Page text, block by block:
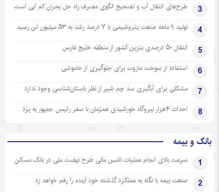
3 طرح‌های انتقال آب و تصحیح الگوی مصرف راه حل بحران کم آبی است
4 تولید ۹ ماهه صنعت پتروشیمی با ۷ درصد رشد به ۵۳ میلیون تن رسید
5 انتقال ۵۰ درصدی بنزین کشور از منطقه خلیج فارس
6 استفاده از سوخت مازوت برای جلوگیری از خاموشی
7 مشکلی برای آبگیری سد چم شیر از نظر باستان‌شناسی وجود ندارد
8 احداث ۴هزار نیروگاه خورشیدی همزمان با سفر رئیس جمهور به یزد
بانک و بیمه
1 سرعت بالای انجام عملیات تامین مالی طرح نهضت ملی در بانک مسکن
2 صنعت بیمه با نگاه به عملکرد گذشته خود آینده را رقم خواهد زد